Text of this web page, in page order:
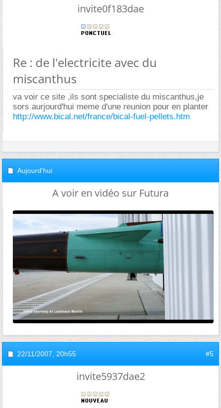
invite0f183dae
Re : de l'electricite avec du
miscanthus
va voir ce site ,ils sont specialiste du miscanthus,je
sors aurjourd'hui meme d'une reunion pour en planter
http://www.bical.net/france/bical-fuel-pellets.htm
Aujourd'hui
A voir en vidéo sur Futura
22/11/2007, 20h55 #5
invite5937dae2